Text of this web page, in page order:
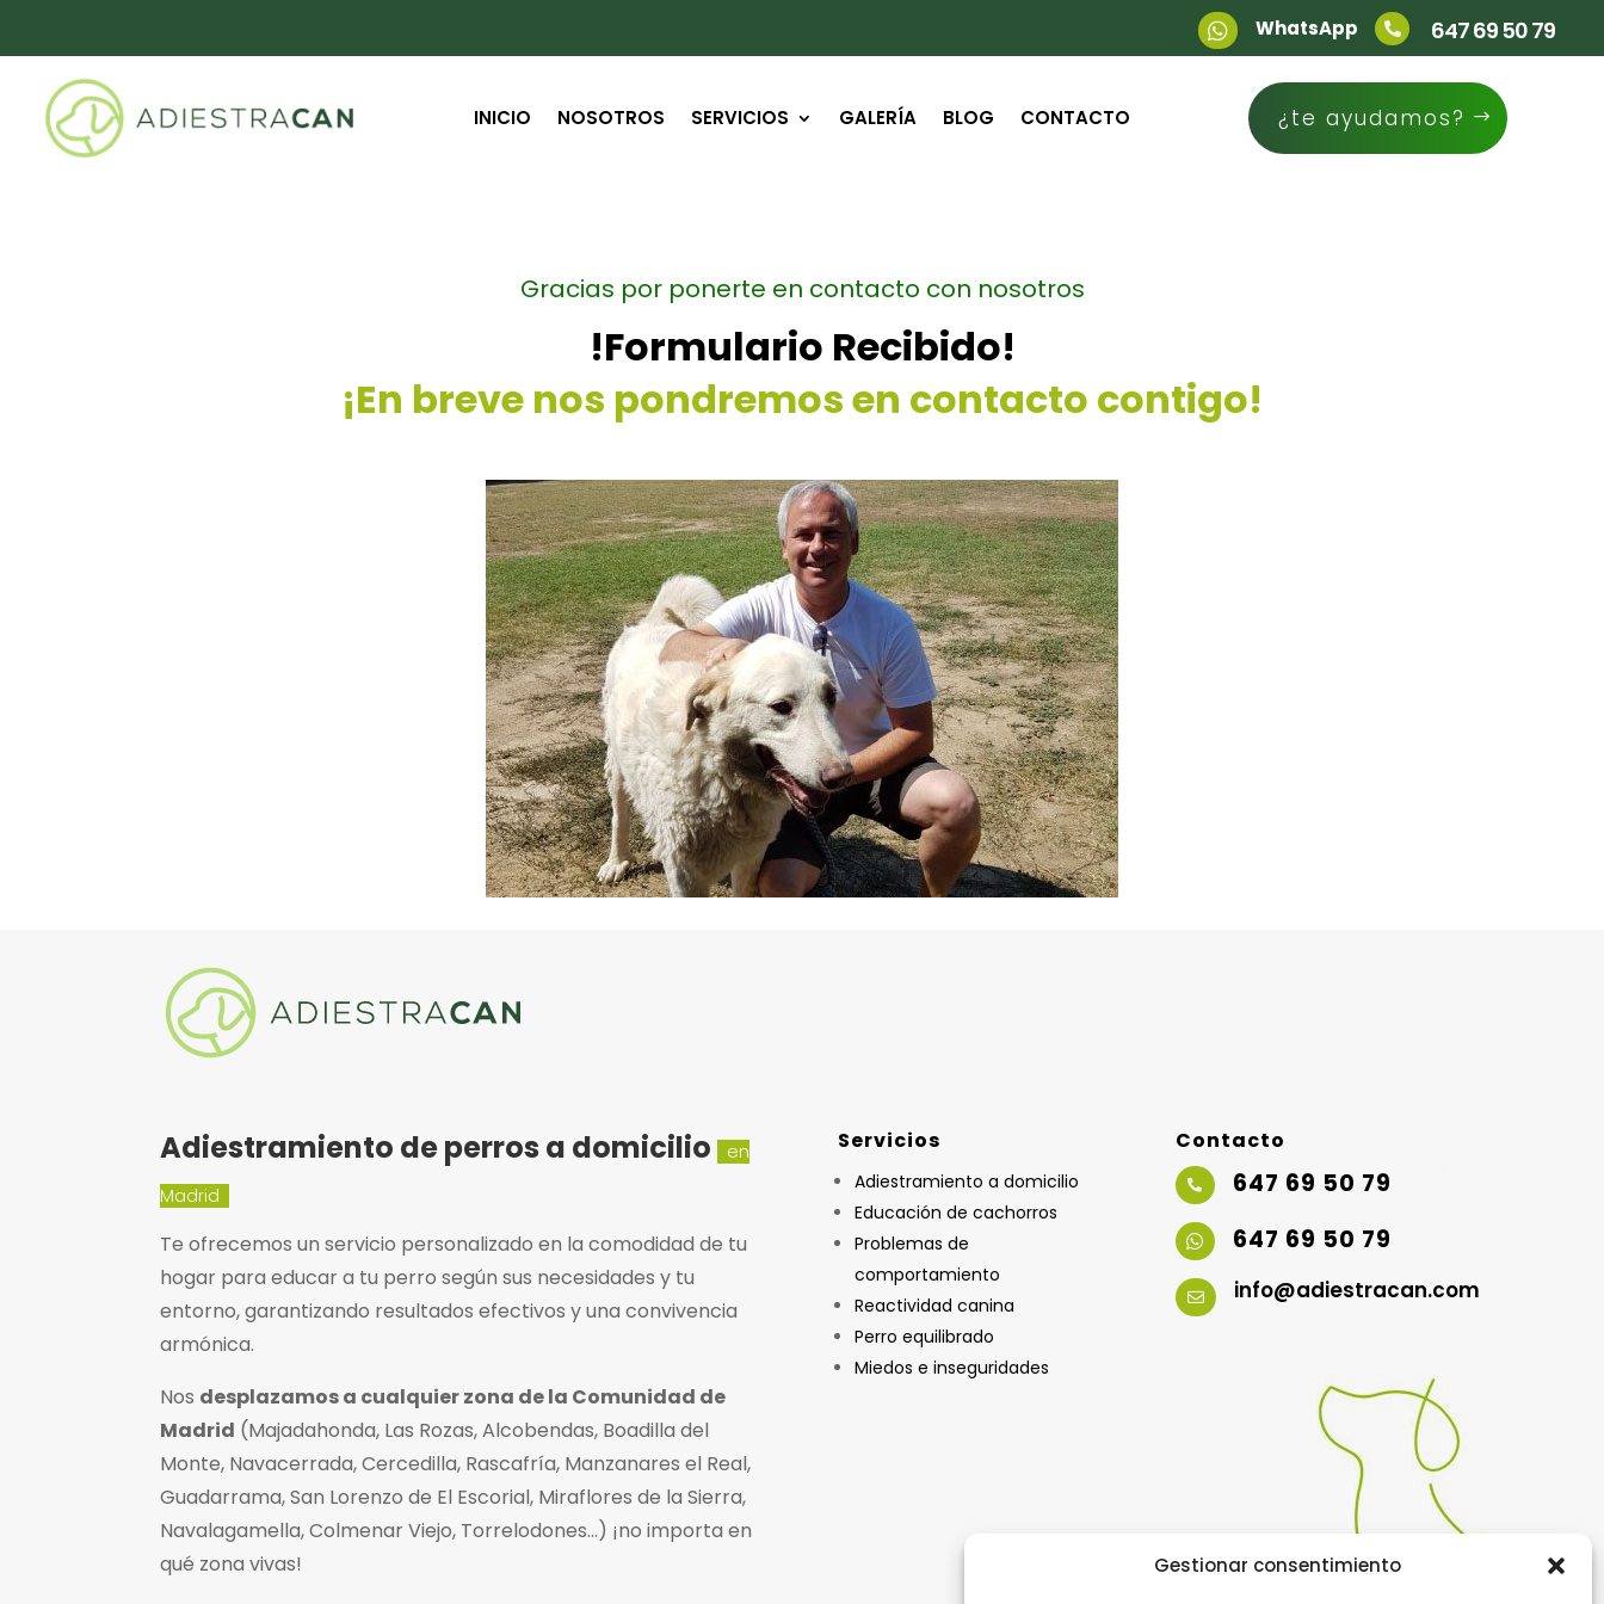
Gestionar consentimiento
 647 69 50 79
 WhatsApp
INICIO NOSOTROS SERVICIOS GALERÍA BLOG CONTACTO ¿te ayudamos?
Gracias por ponerte en contacto con nosotros
!Formulario Recibido!
¡En breve nos pondremos en contacto contigo!
Adiestramiento de perros a domicilio en
Madrid
Te ofrecemos un servicio personalizado en la comodidad de tu
hogar para educar a tu perro según sus necesidades y tu
entorno, garantizando resultados efectivos y una convivencia
armónica.
Nos desplazamos a cualquier zona de la Comunidad de
Madrid (Majadahonda, Las Rozas, Alcobendas, Boadilla del
Monte, Navacerrada, Cercedilla, Rascafría, Manzanares el Real,
Guadarrama, San Lorenzo de El Escorial, Miraflores de la Sierra,
Navalagamella, Colmenar Viejo, Torrelodones…) ¡no importa en
qué zona vivas!
Servicios
Adiestramiento a domicilio
Educación de cachorros
Problemas de
comportamiento
Reactividad canina
Perro equilibrado
Miedos e inseguridades
Contacto
 647 69 50 79
 647 69 50 79
 info@adiestracan.com